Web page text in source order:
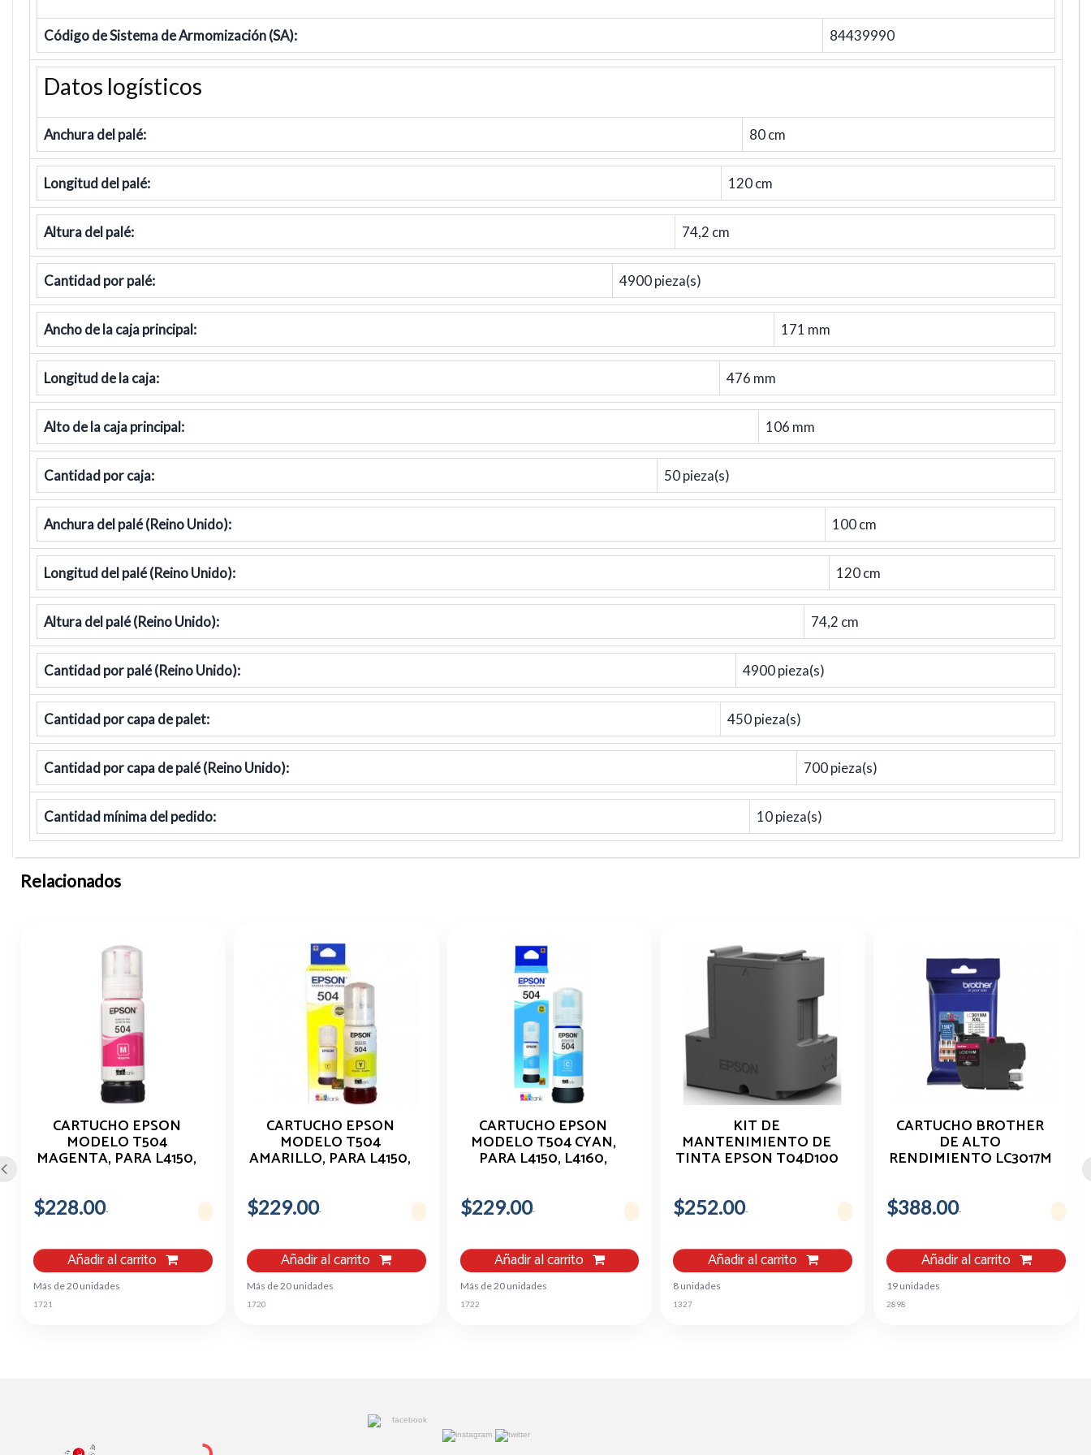
Código de Sistema de Armomización (SA): 84439990
Datos logísticos
Anchura del palé: 80 cm
Longitud del palé: 120 cm
Altura del palé: 74,2 cm
Cantidad por palé: 4900 pieza(s)
Ancho de la caja principal: 171 mm
Longitud de la caja: 476 mm
Alto de la caja principal: 106 mm
Cantidad por caja: 50 pieza(s)
Anchura del palé (Reino Unido): 100 cm
Longitud del palé (Reino Unido): 120 cm
Altura del palé (Reino Unido): 74,2 cm
Cantidad por palé (Reino Unido): 4900 pieza(s)
Cantidad por capa de palet: 450 pieza(s)
Cantidad por capa de palé (Reino Unido): 700 pieza(s)
Cantidad mínima del pedido: 10 pieza(s)
Relacionados
CARTUCHO EPSON
MODELO T504
MAGENTA, PARA L4150,
$228.00
Añadir al carrito
Más de 20 unidades
1721
CARTUCHO EPSON
MODELO T504
AMARILLO, PARA L4150,
$229.00
Añadir al carrito
Más de 20 unidades
1720
CARTUCHO EPSON
MODELO T504 CYAN,
PARA L4150, L4160,
$229.00
Añadir al carrito
Más de 20 unidades
1722
KIT DE
MANTENIMIENTO DE
TINTA EPSON T04D100
HOME/ECOTANK
$252.00
Añadir al carrito
8 unidades
1327
CARTUCHO BROTHER
DE ALTO
RENDIMIENTO LC3017M
$388.00
Añadir al carrito
19 unidades
2898